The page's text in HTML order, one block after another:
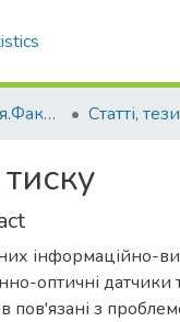
Друковані видання.Факультет інженерно-технологічний
інформаційно-
оптичні датчики
пов'язані з